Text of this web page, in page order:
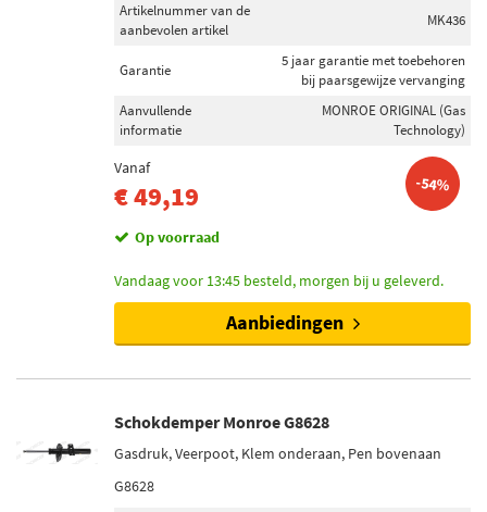
Demper met aanslagveer (1)
Pen bovenaan (23)
Onder plaat (2)
Klem onderaan (2)
Pen onderaan (1)
Artikelnummer van de
aanbevolen artikel
MK436
Garantie
5 jaar garantie met toebehoren
bij paarsgewijze vervanging
Aanvullende
informatie
MONROE ORIGINAL (Gas
Technology)
Vanaf
€ 49,19 -54%
Op voorraad
Vandaag voor 13:45 besteld, morgen bij u geleverd.
Aanbiedingen
Schokdemper Monroe G8628
Gasdruk, Veerpoot, Klem onderaan, Pen bovenaan
G8628